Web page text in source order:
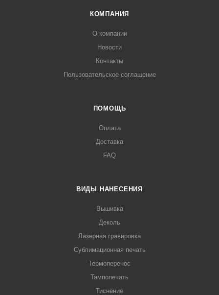
КОМПАНИЯ
О компании
Новости
Контакты
Пользовательское соглашение
ПОМОЩЬ
Оплата
Доставка
FAQ
ВИДЫ НАНЕСЕНИЯ
Вышивка
Деколь
Лазерная гравировка
Сублимационная печать
Термоперенос
Тампопечать
Тиснение